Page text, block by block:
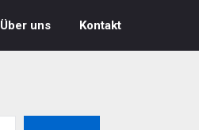
Über uns Kontakt